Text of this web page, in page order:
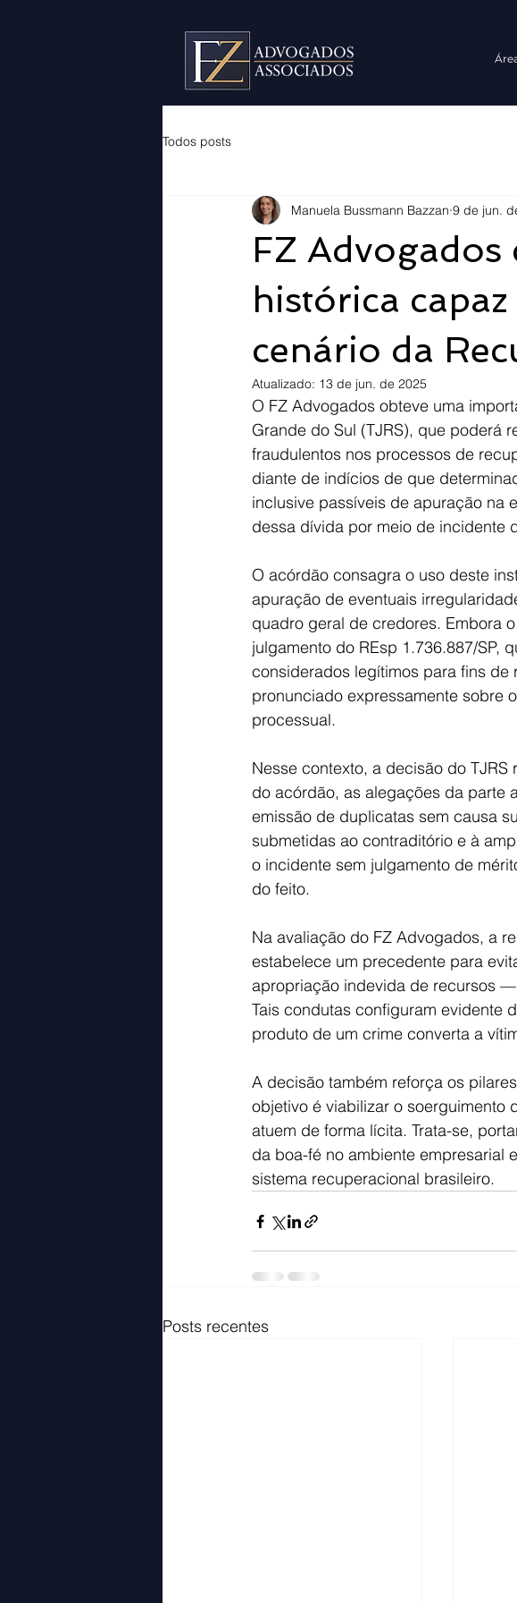
Todos posts
FZ Advogados
histórica
cenário da
Manuela Bussmann Bazzan 9 de jun.
Atualizado: 13 de jun. de 2025
O FZ Advogados obteve uma
Grande do Sul (TJRS), que poderá
fraudulentos nos processos de
diante de indícios de que
inclusive passíveis de apuração na
dessa dívida por meio de incidente
O acórdão consagra o uso deste
apuração de eventuais
quadro geral de credores. Embora
julgamento do REsp 1.736.887/SP,
considerados legítimos para fins
pronunciado expressamente sobre
processual.
Nesse contexto, a decisão do
do acórdão, as alegações da parte
emissão de duplicatas sem causa
submetidas ao contraditório e à
o incidente sem julgamento de
do feito.
Na avaliação do FZ Advogados, a
estabelece um precedente para
apropriação indevida de recursos
Tais condutas configuram evidente
produto de um crime converta a
A decisão também reforça os
objetivo é viabilizar o soerguimento
atuem de forma lícita. Trata-se,
da boa-fé no ambiente empresarial
sistema recuperacional brasileiro.
Posts recentes